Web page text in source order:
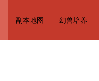
副本地图 幻兽培养